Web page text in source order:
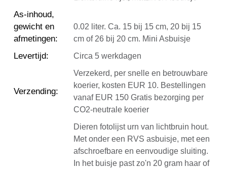
As-inhoud,
gewicht en
afmetingen:
0.02 liter. Ca. 15 bij 15 cm, 20 bij 15
cm of 26 bij 20 cm. Mini Asbuisje
Levertijd: Circa 5 werkdagen
Verzending:
Verzekerd, per snelle en betrouwbare
koerier, kosten EUR 10. Bestellingen
vanaf EUR 150 Gratis bezorging per
CO2-neutrale koerier
Dieren fotolijst urn van lichtbruin hout.
Met onder een RVS asbuisje, met een
afschroefbare en eenvoudige sluiting.
In het buisje past zo'n 20 gram haar of